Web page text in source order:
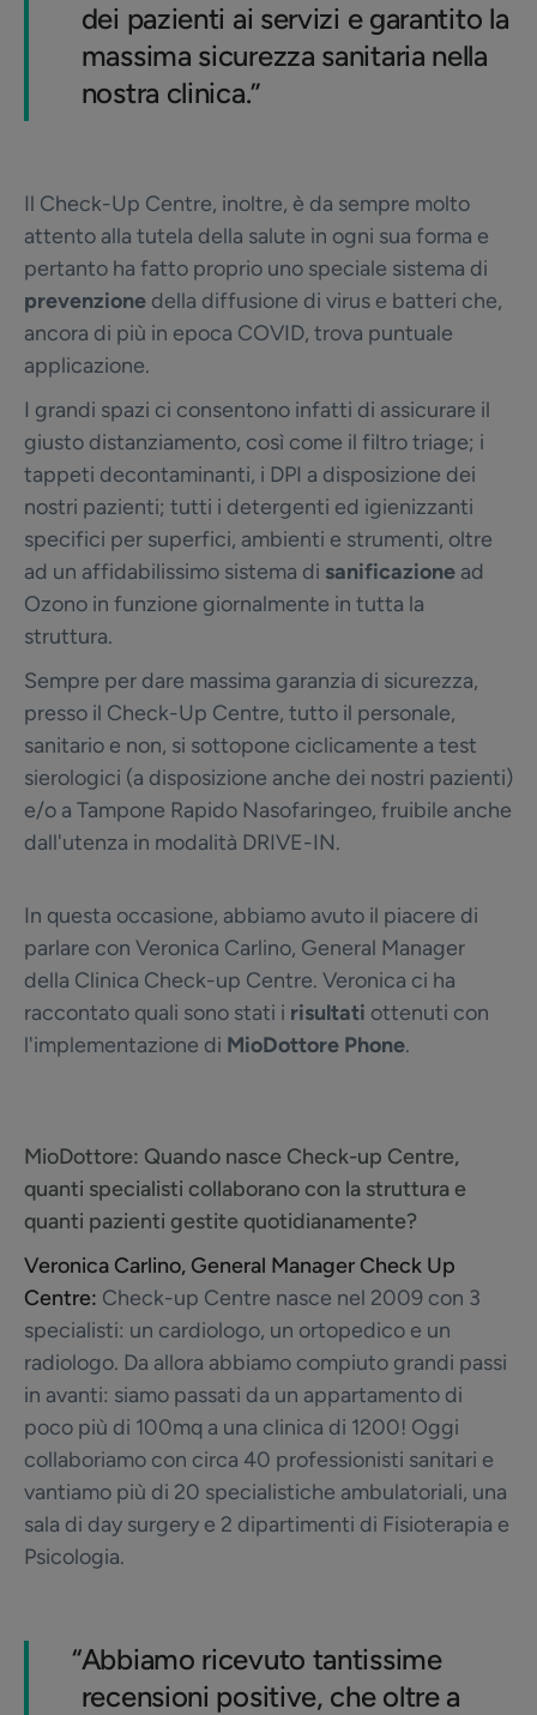
dei pazienti ai servizi e garantito la
massima sicurezza sanitaria nella
nostra clinica.”
Il Check-Up Centre, inoltre, è da sempre molto
attento alla tutela della salute in ogni sua forma e
pertanto ha fatto proprio uno speciale sistema di
prevenzione della diffusione di virus e batteri che,
ancora di più in epoca COVID, trova puntuale
applicazione.
I grandi spazi ci consentono infatti di assicurare il
giusto distanziamento, così come il filtro triage; i
tappeti decontaminanti, i DPI a disposizione dei
nostri pazienti; tutti i detergenti ed igienizzanti
specifici per superfici, ambienti e strumenti, oltre
ad un affidabilissimo sistema di sanificazione ad
Ozono in funzione giornalmente in tutta la
struttura.
Sempre per dare massima garanzia di sicurezza,
presso il Check-Up Centre, tutto il personale,
sanitario e non, si sottopone ciclicamente a test
sierologici (a disposizione anche dei nostri pazienti)
e/o a Tampone Rapido Nasofaringeo, fruibile anche
dall'utenza in modalità DRIVE-IN.
In questa occasione, abbiamo avuto il piacere di
parlare con Veronica Carlino, General Manager
della Clinica Check-up Centre. Veronica ci ha
raccontato quali sono stati i risultati ottenuti con
l'implementazione di MioDottore Phone.
MioDottore: Quando nasce Check-up Centre,
quanti specialisti collaborano con la struttura e
quanti pazienti gestite quotidianamente?
Veronica Carlino, General Manager Check Up
Centre: Check-up Centre nasce nel 2009 con 3
specialisti: un cardiologo, un ortopedico e un
radiologo. Da allora abbiamo compiuto grandi passi
in avanti: siamo passati da un appartamento di
poco più di 100mq a una clinica di 1200! Oggi
collaboriamo con circa 40 professionisti sanitari e
vantiamo più di 20 specialistiche ambulatoriali, una
sala di day surgery e 2 dipartimenti di Fisioterapia e
Psicologia.
“Abbiamo ricevuto tantissime
recensioni positive, che oltre a